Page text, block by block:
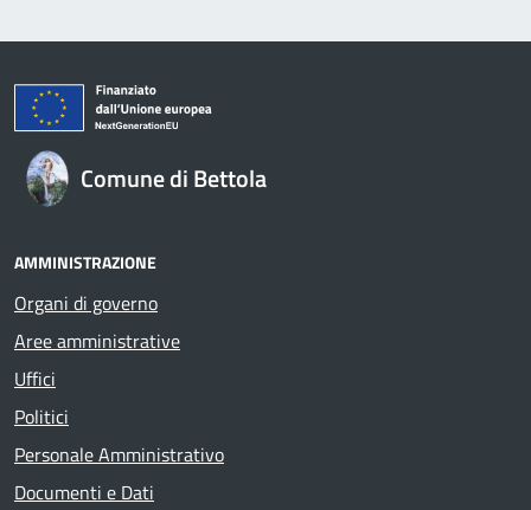
Comune di Bettola
AMMINISTRAZIONE
Organi di governo
Aree amministrative
Uffici
Politici
Personale Amministrativo
Documenti e Dati